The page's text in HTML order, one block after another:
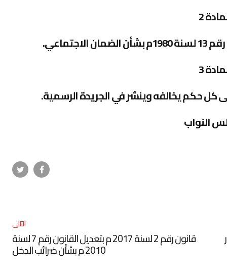
2
.
3
كل حكم يخالفه وينشر في الجريدة الرسمية.
النواب
التالى
قانون رقم 2 لسنة 2017 م بتعديل القانون رقم 7 لسنة
2010 م بشأن ضرائب الدخل